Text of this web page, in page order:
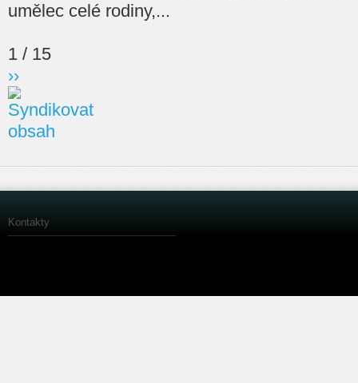
umělec celé rodiny,...
1 / 15
››
Kontakty